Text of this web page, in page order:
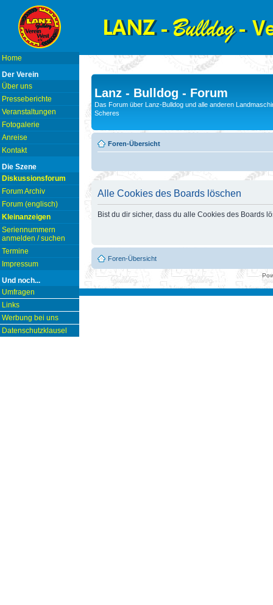
Home
Der Verein
Über uns
Presseberichte
Veranstaltungen
Fotogalerie
Anreise
Kontakt
Die Szene
Diskussionsforum
Forum Archiv
Forum (englisch)
Kleinanzeigen
Seriennummern
anmelden / suchen
Termine
Impressum
Und noch...
Umfragen
Links
Werbung bei uns
Datenschutzklausel
Lanz - Bulldog - Forum
Das Forum über Lanz-Bulldog und alle anderen
Scheres
Foren-Übersicht
Alle Cookies des Boards löschen
Bist du dir sicher, dass du alle Cookies des Boards
Foren-Übersicht